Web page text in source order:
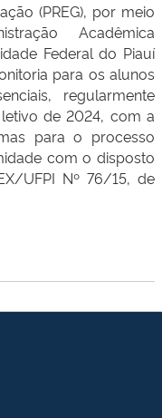
(PREG), por meio
Acadêmica
Federal do Piauí
para os alunos
regularmente
de 2024, com a
para o processo
com o disposto
UFPI Nº 76/15, de